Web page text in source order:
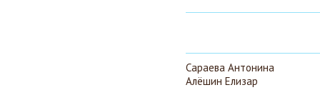
Сараева Антонина
Алёшин Елизар